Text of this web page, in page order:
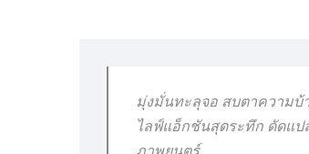
มุ่งมั่นทะลุจอ สบตาความบ้
ไลฟ์แอ็กชันสุดระทึก ดัดแป